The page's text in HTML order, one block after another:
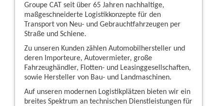
Groupe CAT seit über 65 Jahren nachhaltige,
maßgeschneiderte Logistikkonzepte für den
Transport von Neu- und Gebrauchtfahrzeugen per
Straße und Schiene.
Zu unseren Kunden zählen Automobilhersteller und
deren Importeure, Autovermieter, große
Fahrzeughändler, Flotten- und Leasinggesellschaften,
sowie Hersteller von Bau- und Landmaschinen.
Auf unseren modernen Logistikplätzen bieten wir ein
breites Spektrum an technischen Dienstleistungen für